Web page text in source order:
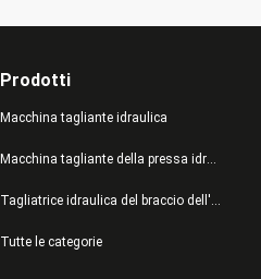
Industria di indumento di
Prodotti
Macchina tagliante idraulica
Macchina tagliante della pressa idraulica
Tagliatrice idraulica del braccio dell'oscillazione
Tutte le categorie